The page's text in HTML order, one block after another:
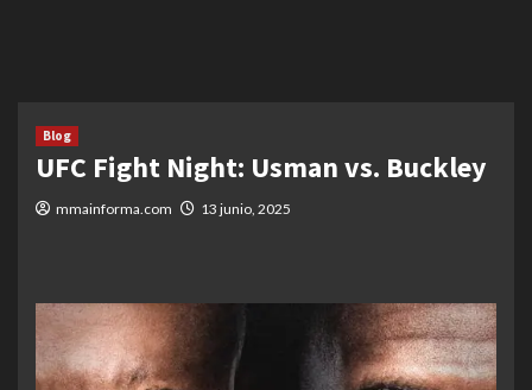
Blog
UFC Fight Night: Usman vs. Buckley
mmainforma.com 13 junio, 2025